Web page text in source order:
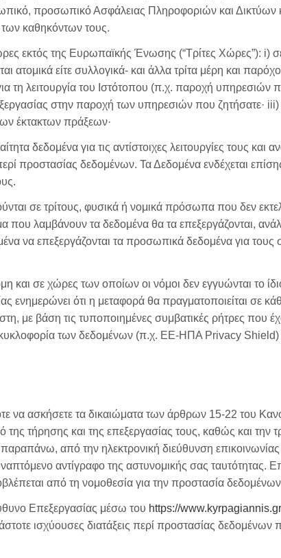
προσωπικό Ασφάλειας Πληροφοριών και
των καθηκόντων τους.
εκτός της Ευρωπαϊκής Ένωσης (“Τρίτες Χώρες”): i)
ατομικά είτε συλλογικά- και άλλα τρίτα μέρη και
τη λειτουργία του Ιστότοπου (π.χ. παροχή
στην παροχή των υπηρεσιών που ζητήσατε·
έκτακτων πράξεων·
δεδομένα για τις αντίστοιχες λειτουργίες τους
προστασίας δεδομένων. Τα Δεδομένα ενδέχεται
σε τρίτους, φυσικά ή νομικά πρόσωπα που δεν
που λαμβάνουν τα δεδομένα θα τα επεξεργάζονται,
να επεξεργάζονται τα προσωπικά δεδομένα για
και σε χώρες των οποίων οι νόμοι δεν εγγυώνται το
ενημερώνει ότι η μεταφορά θα πραγματοποιείται σε
με βάση τις τυποποιημένες συμβατικές ρήτρες που
κυκλοφορία των δεδομένων (π.χ. ΕΕ-ΗΠΑ Privacy
να ασκήσετε τα δικαιώματα των άρθρων 15-22 του
τήρησης και της επεξεργασίας τους, καθώς και
παραπάνω, από την ηλεκτρονική διεύθυνση
αντίγραφο της αστυνομικής σας
από τη νομοθεσία για την προστασία
Επεξεργασίας μέσω του https://
ισχύουσες διατάξεις περί προστασίας